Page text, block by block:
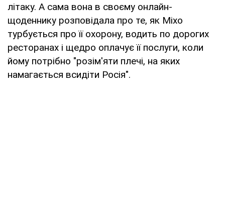
літаку. А сама вона в своєму онлайн-
щоденнику розповідала про те, як Міхо
турбується про її охорону, водить по дорогих
ресторанах і щедро оплачує її послуги, коли
йому потрібно "розім'яти плечі, на яких
намагається всидіти Росія".